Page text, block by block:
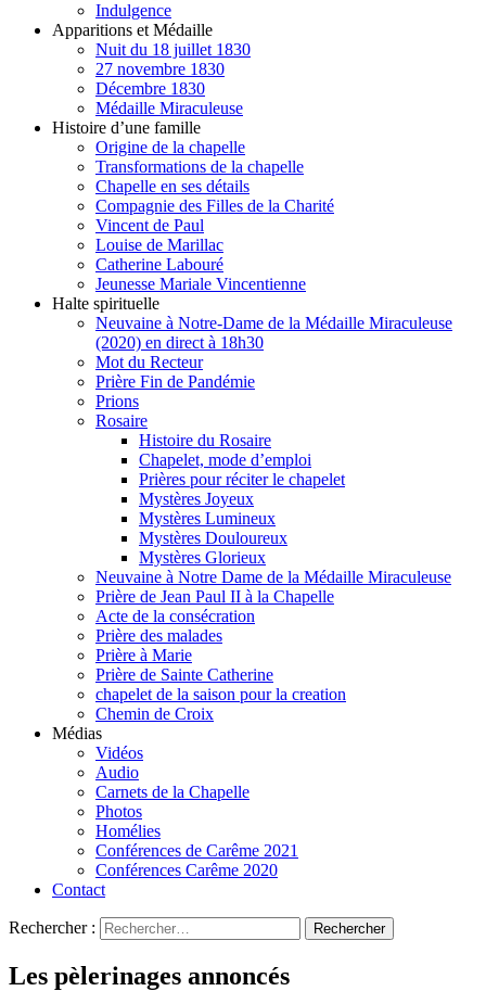
Indulgence
Apparitions et Médaille
Nuit du 18 juillet 1830
27 novembre 1830
Décembre 1830
Médaille Miraculeuse
Histoire d’une famille
Origine de la chapelle
Transformations de la chapelle
Chapelle en ses détails
Compagnie des Filles de la Charité
Vincent de Paul
Louise de Marillac
Catherine Labouré
Jeunesse Mariale Vincentienne
Halte spirituelle
Neuvaine à Notre-Dame de la Médaille Miraculeuse
(2020) en direct à 18h30
Mot du Recteur
Prière Fin de Pandémie
Prions
Rosaire
Histoire du Rosaire
Chapelet, mode d’emploi
Prières pour réciter le chapelet
Mystères Joyeux
Mystères Lumineux
Mystères Douloureux
Mystères Glorieux
Neuvaine à Notre Dame de la Médaille Miraculeuse
Prière de Jean Paul II à la Chapelle
Acte de la consécration
Prière des malades
Prière à Marie
Prière de Sainte Catherine
chapelet de la saison pour la creation
Chemin de Croix
Médias
Vidéos
Audio
Carnets de la Chapelle
Photos
Homélies
Conférences de Carême 2021
Conférences Carême 2020
Contact
Rechercher :
Les pèlerinages annoncés